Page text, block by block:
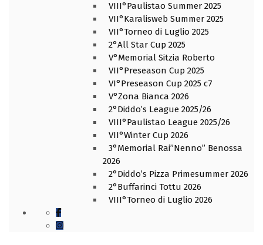
VIII°Paulistao Summer 2025
VII°Karalisweb Summer 2025
VII°Torneo di Luglio 2025
2°All Star Cup 2025
V°Memorial Sitzia Roberto
VII°Preseason Cup 2025
VI°Preseason Cup 2025 c7
V°Zona Bianca 2026
2°Diddo’s League 2025/26
VIII°Paulistao League 2025/26
VII°Winter Cup 2026
3°Memorial Rai”Nenno” Benossa
2026
2°Diddo’s Pizza Primesummer 2026
2°Buffarinci Tottu 2026
VIII°Torneo di Luglio 2026